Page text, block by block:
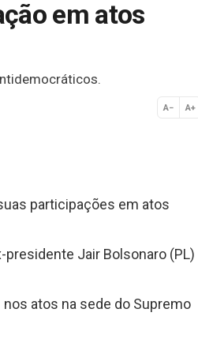
em atos
A− A+
Normal
participações em atos
Jair Bolsonaro (PL)
atos na sede do Supremo